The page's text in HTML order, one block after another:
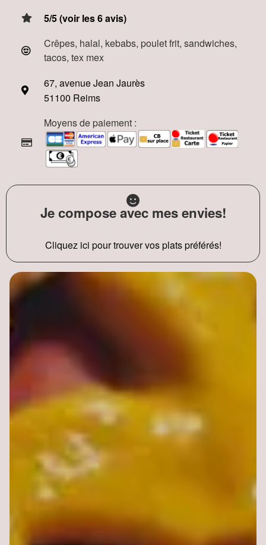
5/5 (voir les 6 avis)
Crêpes, halal, kebabs, poulet frit, sandwiches,
tacos, tex mex
67, avenue Jean Jaurès
51100 Reims
Moyens de paiement :
Je compose avec mes envies!
Cliquez ici pour trouver vos plats préférés!